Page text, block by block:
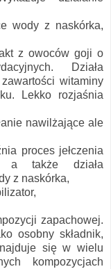
wody z naskórka,
z owoców goji o
Działa
witaminy
Lekko rozjaśnia
nawilżające ale
proces jełczenia
a także działa
z naskórka,
zapachowej.
osobny składnik,
się w wielu
kompozycjach